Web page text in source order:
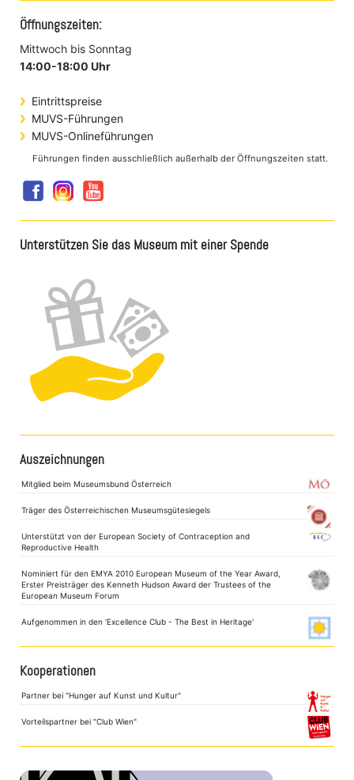
Öffnungszeiten:
Mittwoch bis Sonntag
14:00-18:00 Uhr
Eintrittspreise
MUVS-Führungen
MUVS-Onlineführungen
Führungen finden ausschließlich außerhalb der Öffnungszeiten statt.
Unterstützen Sie das Museum mit einer Spende
Auszeichnungen
Mitglied beim Museumsbund Österreich
Träger des Österreichischen Museumsgütesiegels
Unterstützt von der European Society of Contraception and
Reproductive Health
Nominiert für den EMYA 2010 European Museum of the Year Award,
Erster Preisträger des Kenneth Hudson Award der Trustees of the
European Museum Forum
Aufgenommen in den 'Excellence Club - The Best in Heritage'
Kooperationen
Partner bei "Hunger auf Kunst und Kultur"
Vorteilspartner bei "Club Wien"